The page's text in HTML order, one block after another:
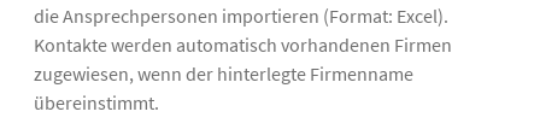
die Ansprechpersonen importieren (Format: Excel).
Kontakte werden automatisch vorhandenen Firmen
zugewiesen, wenn der hinterlegte Firmenname
übereinstimmt.